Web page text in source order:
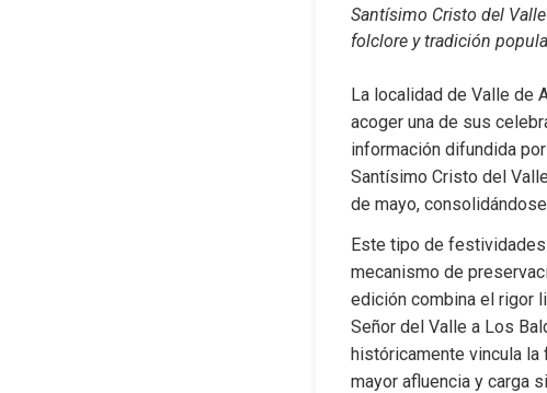
Santísimo Cristo del
folclore y tradición
La localidad de Valle de
acoger una de sus
información difundida
Santísimo Cristo del
de mayo,
Este tipo de festividades
mecanismo de
edición combina el rigor
Señor del Valle a Los
históricamente vincula
mayor afluencia y carga